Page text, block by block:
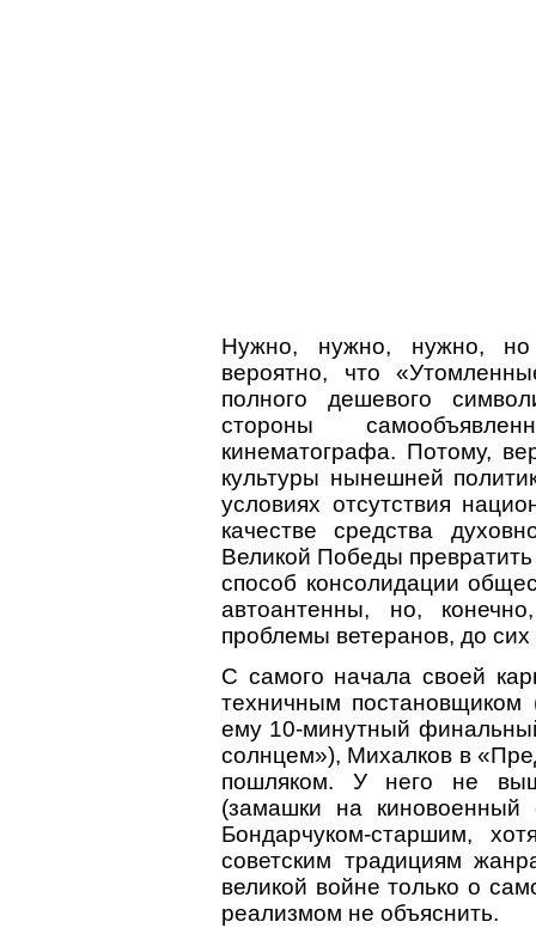
Нужно, нужно, нужно, но
вероятно, что
полного дешевого
стороны
кинематографа. Потому,
культуры нынешней
условиях отсутствия
качестве средства
Великой Победы
способ консолидации
автоантенны, но,
проблемы ветеранов, до
С самого начала своей
техничным постановщиком
ему 10-минутный
солнцем»), Михалков в
пошляком. У него не
(замашки на
Бондарчуком-старшим,
советским традициям
великой войне только о
реализмом не объяснить.